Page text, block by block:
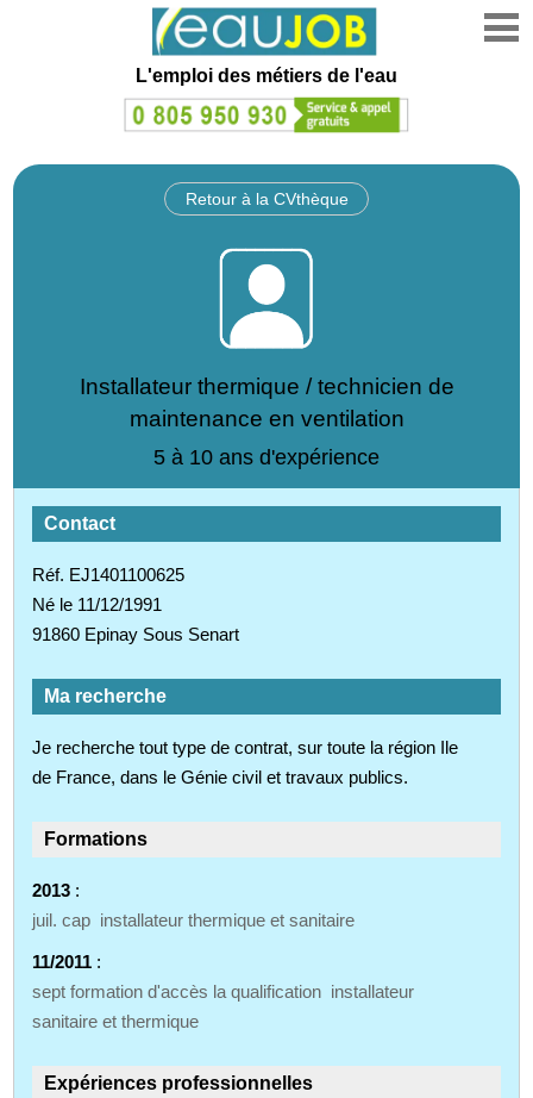
L'emploi des métiers de l'eau
Retour à la CVthèque
Installateur thermique / technicien de
maintenance en ventilation
5 à 10 ans d'expérience
Contact
Réf. EJ1401100625
Né le 11/12/1991
91860 Epinay Sous Senart
Ma recherche
Je recherche tout type de contrat, sur toute la région Ile
de France, dans le Génie civil et travaux publics.
Formations
2013 :
juil. cap installateur thermique et sanitaire
11/2011 :
sept formation d'accès la qualification installateur
sanitaire et thermique
Expériences professionnelles